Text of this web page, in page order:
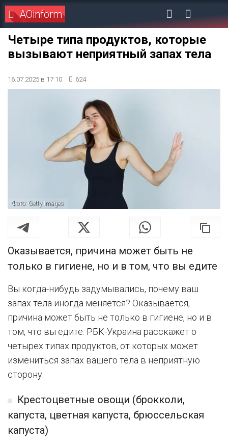
AOinform
Четыре типа продуктов, которые
вызывают неприятный запах тела
16.07.2025 в 17:10 624
Фото: Getty Images
Оказывается, причина может быть не
только в гигиене, но и в том, что вы едите
Вы когда-нибудь задумывались, почему ваш
запах тела иногда меняется? Оказывается,
причина может быть не только в гигиене, но и в
том, что вы едите. РБК-Украина расскажет о
четырех типах продуктов, от которых может
измениться запах вашего тела в неприятную
сторону.
Крестоцветные овощи (брокколи,
капуста, цветная капуста, брюссельская
капуста)